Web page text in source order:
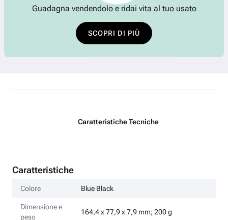
Guadagna vendendolo e ridai vita al tuo usato
SCOPRI DI PIÙ
Caratteristiche Tecniche
Caratteristiche
Colore Blue Black
Dimensione e
peso
164,4 x 77,9 x 7,9 mm; 200 g